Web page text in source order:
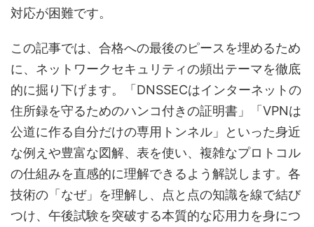
対応が困難です。
この記事では、合格への最後のピースを埋めるため
に、ネットワークセキュリティの頻出テーマを徹底
的に掘り下げます。「DNSSECはインターネットの
住所録を守るためのハンコ付きの証明書」「VPNは
公道に作る自分だけの専用トンネル」といった身近
な例えや豊富な図解、表を使い、複雑なプロトコル
の仕組みを直感的に理解できるよう解説します。各
技術の「なぜ」を理解し、点と点の知識を線で結び
つけ、午後試験を突破する本質的な応用力を身につ